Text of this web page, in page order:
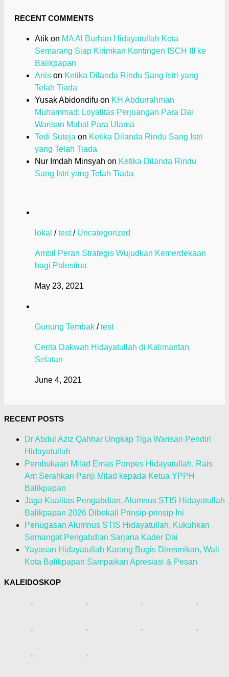
RECENT COMMENTS
Atik on MA Al Burhan Hidayatullah Kota
Semarang Siap Kirimkan Kontingen ISCH III ke
Balikpapan
Anis on Ketika Dilanda Rindu Sang Istri yang
Telah Tiada
Yusak Abidondifu on KH Abdurrahman
Muhammad: Loyalitas Perjuangan Para Dai
Warisan Mahal Para Ulama
Tedi Suteja on Ketika Dilanda Rindu Sang Istri
yang Telah Tiada
Nur Imdah Minsyah on Ketika Dilanda Rindu
Sang Istri yang Telah Tiada
lokal /test/ Uncategorized
Ambil Peran Strategis Wujudkan Kemerdekaan
bagi Palestina
May 23, 2021
Gunung Tembak /test
Cerita Dakwah Hidayatullah di Kalimantan
Selatan
June 4, 2021
RECENT POSTS
Dr Abdul Aziz Qahhar Ungkap Tiga Warisan Pendiri
Hidayatullah
Pembukaan Milad Emas Ponpes Hidayatullah, Rais
Am Serahkan Panji Milad kepada Ketua YPPH
Balikpapan
Jaga Kualitas Pengabdian, Alumnus STIS Hidayatullah
Balikpapan 2026 Dibekali Prinsip-prinsip Ini
Penugasan Alumnus STIS Hidayatullah, Kukuhkan
Semangat Pengabdian Sarjana Kader Dai
Yayasan Hidayatullah Karang Bugis Diresmikan, Wali
Kota Balikpapan Sampaikan Apresiasi & Pesan
KALEIDOSKOP